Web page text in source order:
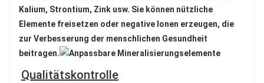
Kalium, Strontium, Zink usw. Sie können nützliche
Elemente freisetzen oder negative Ionen erzeugen, die
zur Verbesserung der menschlichen Gesundheit
beitragen.
Qualitätskontrolle